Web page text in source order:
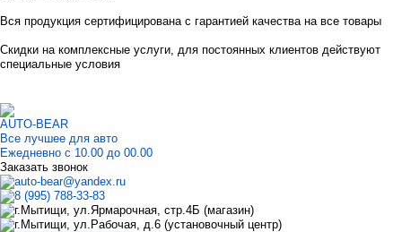
Вся продукция сертифицирована с гарантией качества на все товары
Скидки на комплексные услуги, для постоянных клиентов действуют
специальные условия
AUTO-BEAR
Все лучшее для авто
Ежедневно с 10.00 до 00.00
Заказать звонок
auto-bear@yandex.ru
8 (995) 788-33-83
г.Мытищи, ул.Ярмарочная, стр.4Б (магазин)
г.Мытищи, ул.Рабочая, д.6 (установочный центр)